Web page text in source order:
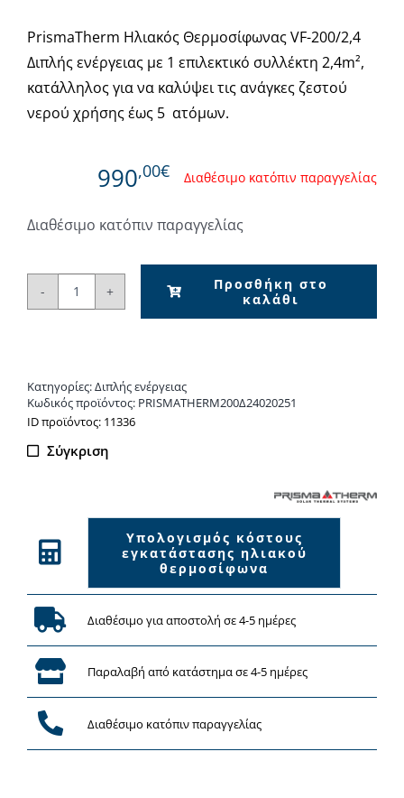
PrismaTherm Ηλιακός Θερμοσίφωνας VF-200/2,4
Διπλής ενέργειας με 1 επιλεκτικό συλλέκτη 2,4m²,
κατάλληλος για να καλύψει τις ανάγκες ζεστού
νερού χρήσης έως 5 ατόμων.
990,00€ Διαθέσιμο κατόπιν παραγγελίας
Διαθέσιμο κατόπιν παραγγελίας
PrismaTherm
200/2,4
Διπλής
ποσότητα
Προσθήκη στο
καλάθι
Κατηγορίες:Διπλής ενέργειας
Κωδικός προϊόντος: PRISMATHERM200Δ24020251
ΙD προϊόντος: 11336
Σύγκριση
Υπολογισμός κόστους
εγκατάστασης ηλιακού
θερμοσίφωνα
Διαθέσιμο για αποστολή σε 4-5 ημέρες
Παραλαβή από κατάστημα σε 4-5 ημέρες
Διαθέσιμο κατόπιν παραγγελίας